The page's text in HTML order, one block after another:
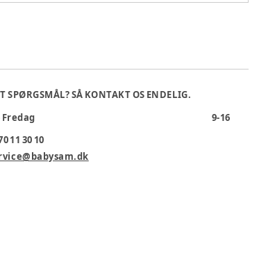
SPØRGSMÅL? SÅ KONTAKT OS ENDELIG.
Fredag
9-16
11 30 10